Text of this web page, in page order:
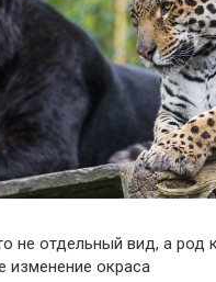
не отдельный вид, а
изменение окраса